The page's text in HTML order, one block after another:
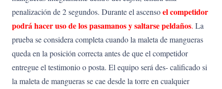
penalización de 2 segundos. Durante el ascensoel competidor
podrá hacer uso de los pasamanos y saltarse peldaños. La
prueba se considera completa cuando la maleta de mangueras
queda en la posición correcta antes de que el competidor
entregue el testimonio o posta. El equipo será des- calificado si
la maleta de mangueras se cae desde la torre en cualquier